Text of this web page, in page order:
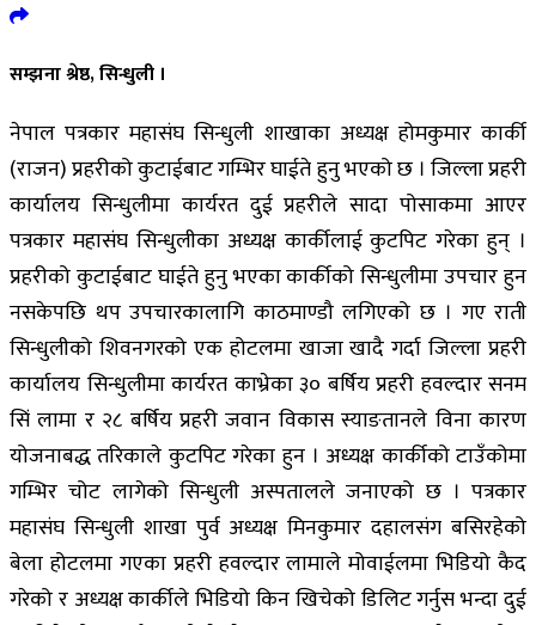
सम्झना श्रेष्ठ, सिन्धुली ।
नेपाल पत्रकार महासंघ सिन्धुली शाखाका अध्यक्ष होमकुमार कार्की
(राजन) प्रहरीको कुटाईबाट गम्भिर घाईते हुनु भएको छ । जिल्ला प्रहरी
कार्यालय सिन्धुलीमा कार्यरत दुई प्रहरीले सादा पोसाकमा आएर
पत्रकार महासंघ सिन्धुलीका अध्यक्ष कार्कीलाई कुटपिट गरेका हुन् ।
प्रहरीको कुटाईबाट घाईते हुनु भएका कार्कीको सिन्धुलीमा उपचार हुन
नसकेपछि थप उपचारकालागि काठमाण्डौ लगिएको छ । गए राती
सिन्धुलीको शिवनगरको एक होटलमा खाजा खादै गर्दा जिल्ला प्रहरी
कार्यालय सिन्धुलीमा कार्यरत काभ्रेका ३० बर्षिय प्रहरी हवल्दार सनम
सिं लामा र २८ बर्षिय प्रहरी जवान विकास स्याङतानले विना कारण
योजनाबद्ध तरिकाले कुटपिट गरेका हुन । अध्यक्ष कार्कीको टाउँकोमा
गम्भिर चोट लागेको सिन्धुली अस्पतालले जनाएको छ । पत्रकार
महासंघ सिन्धुली शाखा पुर्व अध्यक्ष मिनकुमार दहालसंग बसिरहेको
बेला होटलमा गएका प्रहरी हवल्दार लामाले मोवाईलमा भिडियो कैद
गरेको र अध्यक्ष कार्कीले भिडियो किन खिचेको डिलिट गर्नुस भन्दा दुई